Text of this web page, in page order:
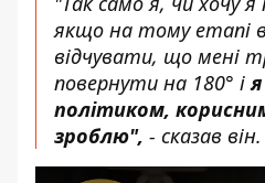
якщо на тому етапі
відчувати, що мені
повернути на 180° і
політиком,
зроблю", - сказав він.